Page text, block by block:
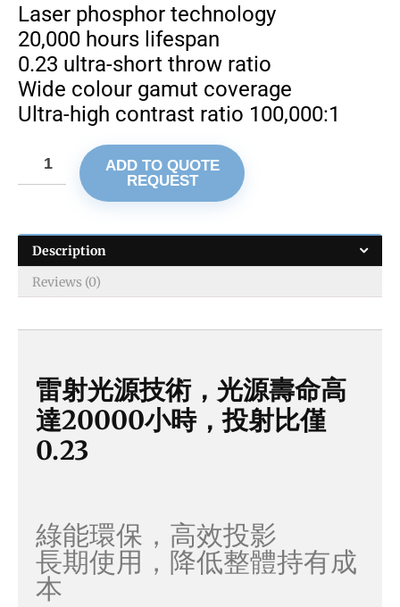
Laser phosphor technology
20,000 hours lifespan
0.23 ultra-short throw ratio
Wide colour gamut coverage
Ultra-high contrast ratio 100,000:1
ADD TO QUOTE
REQUEST
Description
Reviews (0)
雷射光源技術，光源壽命高
達20000小時，投射比僅
0.23
綠能環保，高效投影
長期使用，降低整體持有成
本